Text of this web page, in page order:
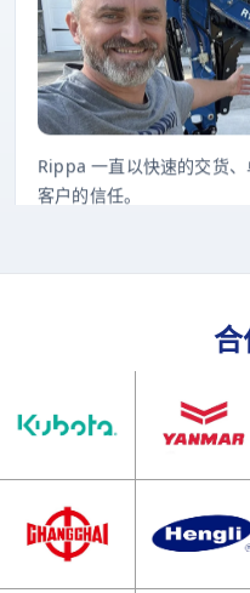
Rippa 一直以快速的交货
客户的信任。
合